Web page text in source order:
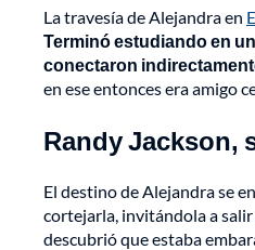
La travesía de Alejandra en
Terminó estudiando en
conectaron
en ese entonces era amigo
Randy Jackson,
El destino de Alejandra se
cortejarla, invitándola a
descubrió que estaba